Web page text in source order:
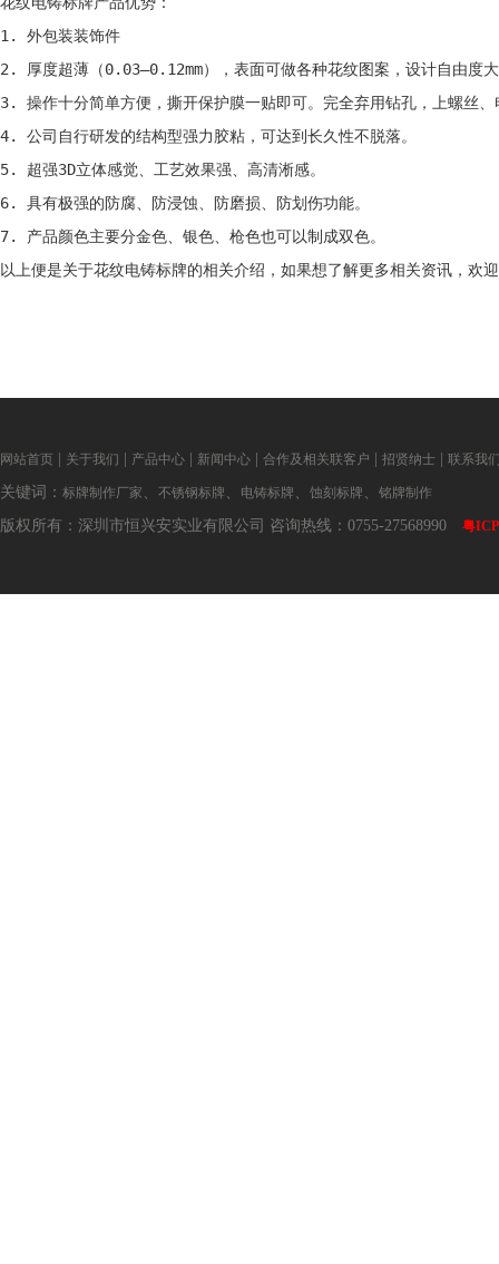
1. 外包装装饰件
2. 厚度超薄（0.03—0.12mm），表面可做各种花纹图案，设计自由度
3. 操作十分简单方便，撕开保护膜一贴即可。完全弃用钻孔，上螺丝
4. 公司自行研发的结构型强力胶粘，可达到长久性不脱落。
5. 超强3D立体感觉、工艺效果强、高清淅感。
6. 具有极强的防腐、防浸蚀、防磨损、防划伤功能。
7. 产品颜色主要分金色、银色、枪色也可以制成双色。
以上便是关于花纹电铸标牌的相关介绍，如果想了解更多相关资讯，欢
网站首页 关于我们 产品中心 新闻中心 合作及相关联客户 招贤纳士 联系我
关键词： 标牌制作厂家 、 不锈钢标牌 、 电铸标牌 、 蚀刻标牌 、 铭牌制作
版权所有：深圳市恒兴安实业有限公司 咨询热线：0755-27568990 粤